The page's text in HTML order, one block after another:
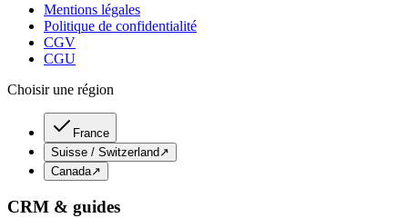
Mentions légales
Politique de confidentialité
CGV
CGU
Choisir une région
France
Suisse / Switzerland↗
Canada↗
CRM & guides